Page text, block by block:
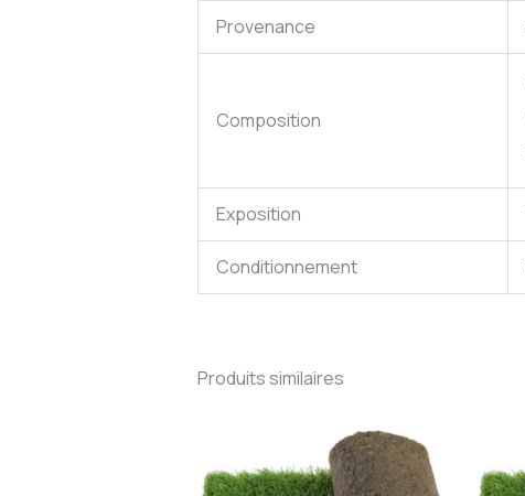
Provenance
Composition
Exposition
Conditionnement
Produits similaires